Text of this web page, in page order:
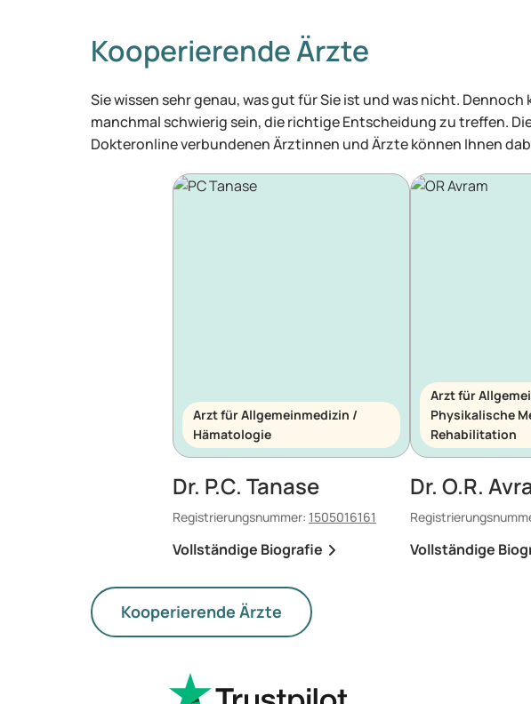
Kooperierende Ärzte
Sie wissen sehr genau, was gut für Sie ist und was nicht. Dennoch
manchmal schwierig sein, die richtige Entscheidung zu treffen.
Dokteronline verbundenen Ärztinnen und Ärzte können Ihnen
Arzt für Allgemeinmedizin /
Hämatologie
Dr. P.C. Tanase
Registrierungsnummer: 1505016161
Vollständige Biografie
Arzt für
Physikalische
Rehabilitation
Dr. O.R.
Vollständige
Kooperierende Ärzte